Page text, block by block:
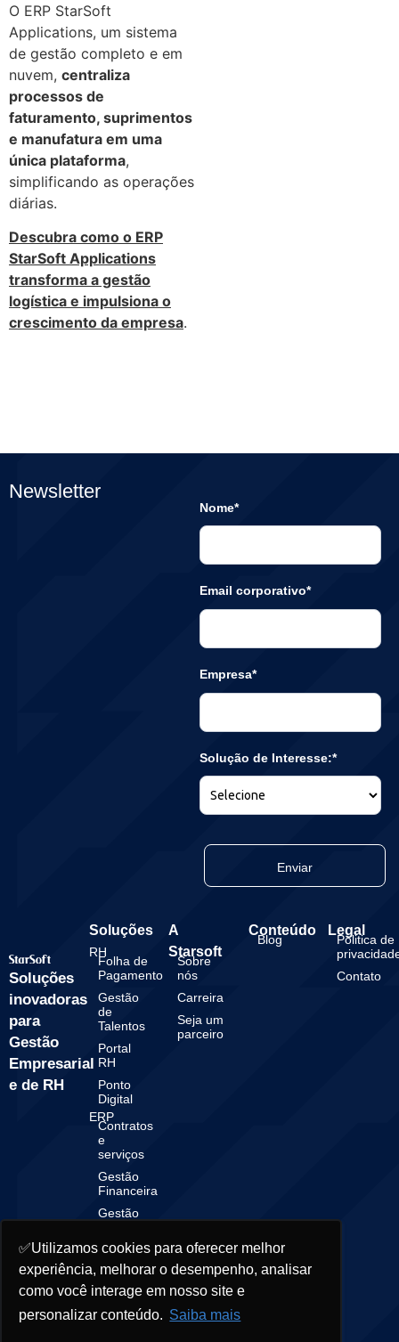
✅Utilizamos cookies para oferecer melhor
experiência, melhorar o desempenho, analisar
como você interage em nosso site e
personalizar conteúdo. Saiba mais
O ERP StarSoft
Applications, um sistema
de gestão completo e em
nuvem, centraliza
processos de
faturamento, suprimentos
e manufatura em uma
única plataforma,
simplificando as operações
diárias.
Descubra como o ERP
StarSoft Applications
transforma a gestão
logística e impulsiona o
crescimento da empresa.
Newsletter
Nome*
Email corporativo*
Empresa*
Solução de Interesse:*
Enviar
Soluções
inovadoras
para
Gestão
Empresarial
e de RH
Soluções
RH
Folha de
Pagamento
Gestão
de
Talentos
Portal
RH
Ponto
Digital
ERP
Contratos
e
serviços
Gestão
Financeira
Gestão
A
Starsoft
Sobre
nós
Carreira
Seja um
parceiro
Conteúdo
Blog
Legal
Politica de
Contato